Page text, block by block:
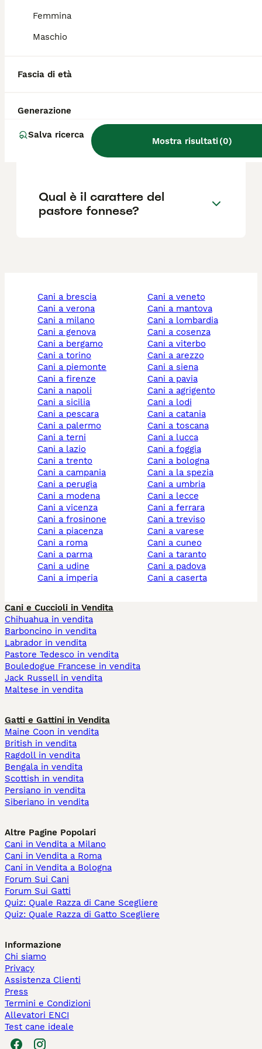
Femmina
Maschio
Fascia di età
Generazione
Salva ricerca
Mostra risultati(0)
Quali sono le caratteristiche
del cane fonnese?
Quanto costa un cucciolo di
Dove si trova il cane fonnese
in Sardegna?
Qual è il carattere del
pastore fonnese?
cani a brescia
cani a verona
cani a milano
cani a genova
cani a bergamo
cani a torino
cani a piemonte
cani a firenze
cani a napoli
cani a sicilia
cani a pescara
cani a palermo
cani a terni
cani a lazio
cani a trento
cani a campania
cani a perugia
cani a modena
cani a vicenza
cani a frosinone
cani a piacenza
cani a roma
cani a parma
cani a udine
cani a imperia
cani a veneto
cani a mantova
cani a lombardia
cani a cosenza
cani a viterbo
cani a arezzo
cani a siena
cani a pavia
cani a agrigento
cani a lodi
cani a catania
cani a toscana
cani a lucca
cani a foggia
cani a bologna
cani a la spezia
cani a umbria
cani a lecce
cani a ferrara
cani a treviso
cani a varese
cani a cuneo
cani a taranto
cani a padova
cani a caserta
Cani e Cuccioli in Vendita
Chihuahua in vendita
Barboncino in vendita
Labrador in vendita
Pastore Tedesco in vendita
Bouledogue Francese in vendita
Jack Russell in vendita
Maltese in vendita
Gatti e Gattini in Vendita
Maine Coon in vendita
British in vendita
Ragdoll in vendita
Bengala in vendita
Scottish in vendita
Persiano in vendita
Siberiano in vendita
Altre Pagine Popolari
Cani in Vendita a Milano
Cani in Vendita a Roma
Cani in Vendita a Bologna
Forum Sui Cani
Forum Sui Gatti
Quiz: Quale Razza di Cane Scegliere
Quiz: Quale Razza di Gatto Scegliere
Informazione
Chi siamo
Privacy
Assistenza Clienti
Press
Termini e Condizioni
Allevatori ENCI
Test cane ideale